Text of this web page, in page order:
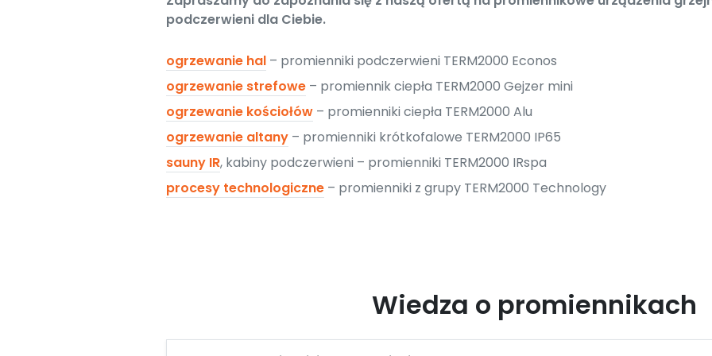
podczerwieni dla Ciebie.
ogrzewanie hal – promienniki podczerwieni TERM2000 Econos
ogrzewanie strefowe – promiennik ciepła TERM2000 Gejzer mini
ogrzewanie kościołów – promienniki ciepła TERM2000 Alu
ogrzewanie altany – promienniki krótkofalowe TERM2000 IP65
sauny IR, kabiny podczerwieni – promienniki TERM2000 IRspa
procesy technologiczne – promienniki z grupy TERM2000 Technology
Wiedza o promiennikach